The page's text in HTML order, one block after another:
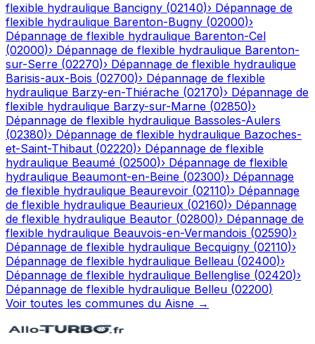
flexible hydraulique Bancigny (02140)› Dépannage de
flexible hydraulique Barenton-Bugny (02000)›
Dépannage de flexible hydraulique Barenton-Cel
(02000)› Dépannage de flexible hydraulique Barenton-
sur-Serre (02270)› Dépannage de flexible hydraulique
Barisis-aux-Bois (02700)› Dépannage de flexible
hydraulique Barzy-en-Thiérache (02170)› Dépannage de
flexible hydraulique Barzy-sur-Marne (02850)›
Dépannage de flexible hydraulique Bassoles-Aulers
(02380)› Dépannage de flexible hydraulique Bazoches-
et-Saint-Thibaut (02220)› Dépannage de flexible
hydraulique Beaumé (02500)› Dépannage de flexible
hydraulique Beaumont-en-Beine (02300)› Dépannage
de flexible hydraulique Beaurevoir (02110)› Dépannage
de flexible hydraulique Beaurieux (02160)› Dépannage
de flexible hydraulique Beautor (02800)› Dépannage de
flexible hydraulique Beauvois-en-Vermandois (02590)›
Dépannage de flexible hydraulique Becquigny (02110)›
Dépannage de flexible hydraulique Belleau (02400)›
Dépannage de flexible hydraulique Bellenglise (02420)›
Dépannage de flexible hydraulique Belleu (02200)
Voir toutes les communes du Aisne →